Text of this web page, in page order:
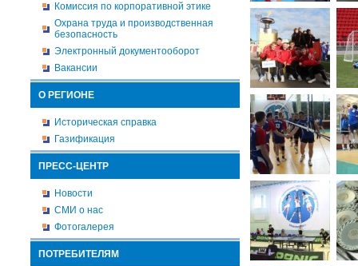
Комиссия по корпоративной этике
Охрана труда и производственная
безопасность
Электронный документооборот
Вакансии
О РЕГИОНЕ
Историческая справка
Газификация
ПРЕСС-ЦЕНТР
Новости
СМИ о нас
Фотогалерея
ПОТРЕБИТЕЛЯМ